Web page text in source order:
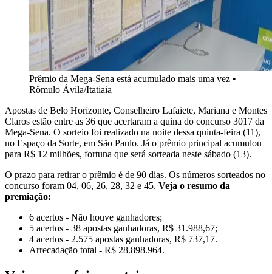
Prêmio da Mega-Sena está acumulado mais uma vez •
Rômulo Ávila/Itatiaia
Apostas de Belo Horizonte, Conselheiro Lafaiete, Mariana e Montes
Claros estão entre as 36 que acertaram a quina do concurso 3017 da
Mega-Sena. O sorteio foi realizado na noite dessa quinta-feira (11),
no Espaço da Sorte, em São Paulo. Já o prêmio principal acumulou
para R$ 12 milhões, fortuna que será sorteada neste sábado (13).
O prazo para retirar o prêmio é de 90 dias. Os números sorteados no
concurso foram 04, 06, 26, 28, 32 e 45. Veja o resumo da
premiação:
6 acertos - Não houve ganhadores;
5 acertos - 38 apostas ganhadoras, R$ 31.988,67;
4 acertos - 2.575 apostas ganhadoras, R$ 737,17.
Arrecadação total - R$ 28.898.964.